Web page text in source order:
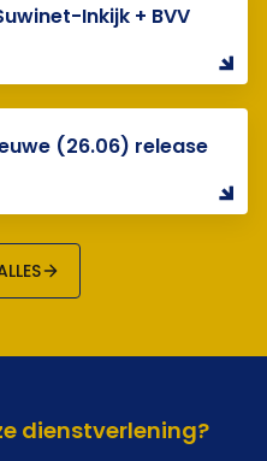
Inkijk + BVV
(26.06) release
dienstverlening?